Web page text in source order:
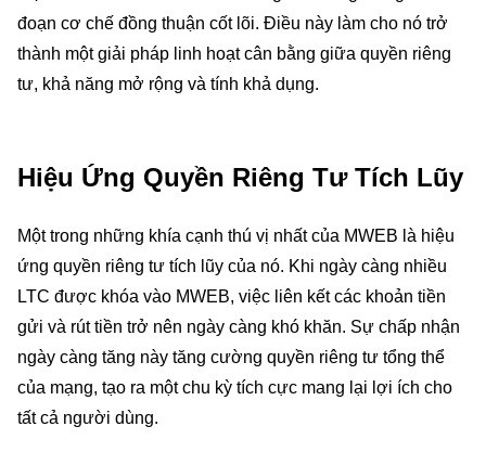
đoạn cơ chế đồng thuận cốt lõi. Điều này làm cho nó trở
thành một giải pháp linh hoạt cân bằng giữa quyền riêng
tư, khả năng mở rộng và tính khả dụng.
Hiệu Ứng Quyền Riêng Tư Tích Lũy
Một trong những khía cạnh thú vị nhất của MWEB là hiệu
ứng quyền riêng tư tích lũy của nó. Khi ngày càng nhiều
LTC được khóa vào MWEB, việc liên kết các khoản tiền
gửi và rút tiền trở nên ngày càng khó khăn. Sự chấp nhận
ngày càng tăng này tăng cường quyền riêng tư tổng thể
của mạng, tạo ra một chu kỳ tích cực mang lại lợi ích cho
tất cả người dùng.